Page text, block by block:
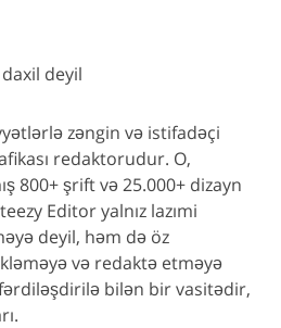
deyil
zəngin və istifadəçi
redaktorudur. O,
800+ şrift və 25.000+ dizayn
Editor yalnız lazımi
deyil, həm də öz
və redaktə etməyə
bilən bir vasitədir,